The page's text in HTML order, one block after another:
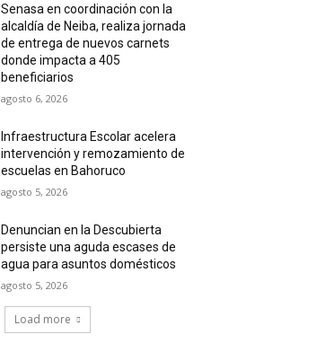
Senasa en coordinación con la
alcaldía de Neiba, realiza jornada
de entrega de nuevos carnets
donde impacta a 405
beneficiarios
agosto 6, 2026
Infraestructura Escolar acelera
intervención y remozamiento de
escuelas en Bahoruco
agosto 5, 2026
Denuncian en la Descubierta
persiste una aguda escases de
agua para asuntos domésticos
agosto 5, 2026
Load more